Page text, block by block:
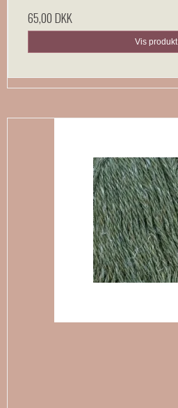
65,00 DKK
Vis produkt